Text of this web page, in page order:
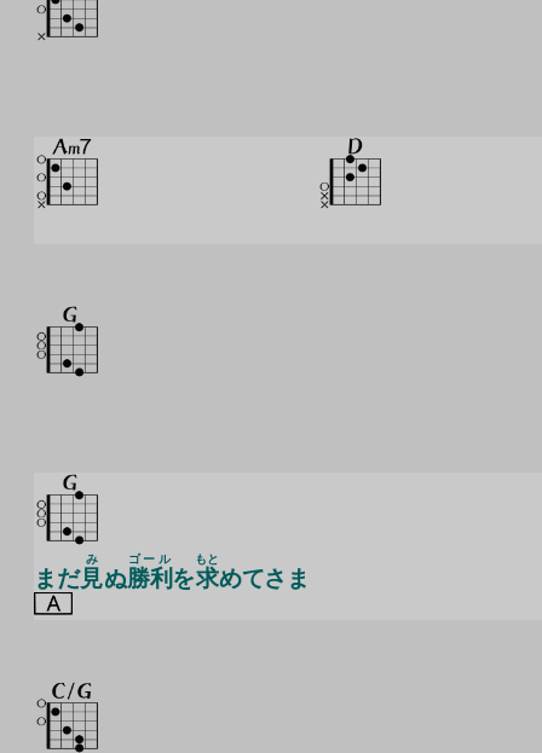
まだ見
み
ぬ勝利
ゴール
を求
もと
めてさま